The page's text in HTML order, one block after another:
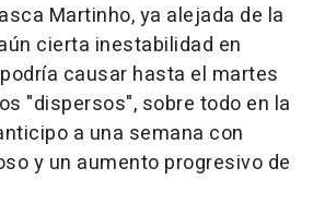
Martinho, ya alejada de la
cierta inestabilidad en
causar hasta el martes
"dispersos", sobre todo en la
a una semana con
y un aumento progresivo de